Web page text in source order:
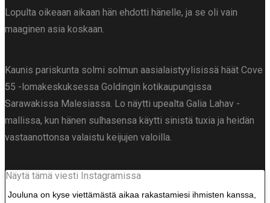
Lopulta oikeaan aikaan hän ehdotti hänelle, ja se oli vain
maaginen asia koskaan.
Kaunis pariskunta solmi solmun aasialaistyylisissä häät Cove
55 -lomakeskuksessa Goldingin kotikaupungissa
Sarawakissa Malesiassa. Lo näytti upealta Galia Lahav -
mallissa, kun hänen sulhasensa käytti sinistä tuxia ja heidän
vastaanottonsa valaistu keijujen valoilla.
Näytä tämä viesti Instagramissa
Jouluna on kyse viettämästä aikaa rakastamiesi ihmisten kanssa,